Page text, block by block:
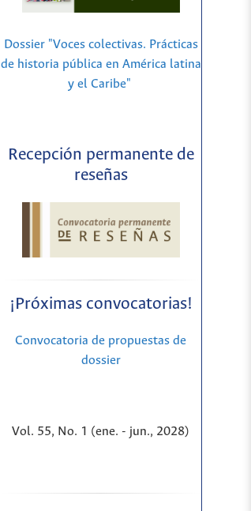
Dossier "Voces colectivas. Prácticas
de historia pública en América latina
y el Caribe"
Recepción permanente de
reseñas
¡Próximas convocatorias!
Convocatoria de propuestas de
dossier
Vol. 55, No. 1 (ene. - jun., 2028)